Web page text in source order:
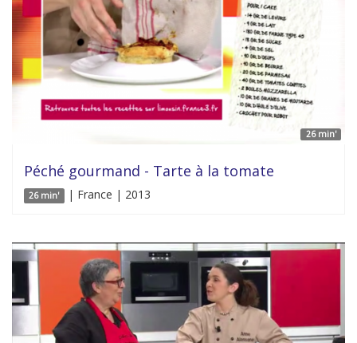
26 min'
Péché gourmand - Tarte à la tomate
26 min' | France | 2013